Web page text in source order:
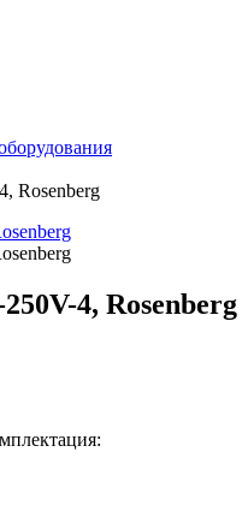
Rosenberg
4, Rosenberg